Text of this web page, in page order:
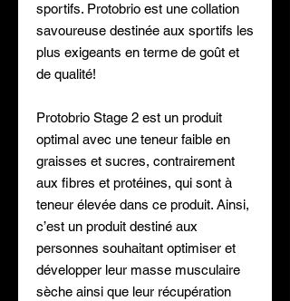
sportifs. Protobrio est une collation
savoureuse destinée aux sportifs les
plus exigeants en terme de goût et
de qualité!
Protobrio Stage 2 est un produit
optimal avec une teneur faible en
graisses et sucres, contrairement
aux fibres et protéines, qui sont à
teneur élevée dans ce produit. Ainsi,
c’est un produit destiné aux
personnes souhaitant optimiser et
développer leur masse musculaire
sèche ainsi que leur récupération